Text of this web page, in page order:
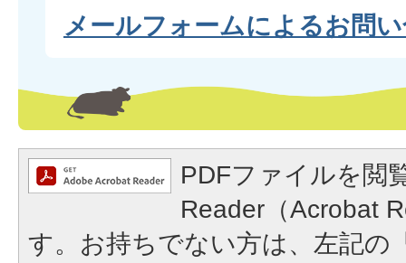
メールフォームによるお問
PDFファイルを閲
Reader（Acrobat
す。お持ちでない方は、左記の